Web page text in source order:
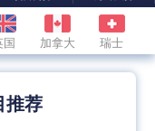
国 加拿大 瑞士
推荐